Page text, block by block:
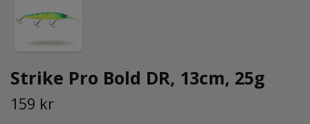
Strike Pro Bold DR, 13cm, 25g
159 kr